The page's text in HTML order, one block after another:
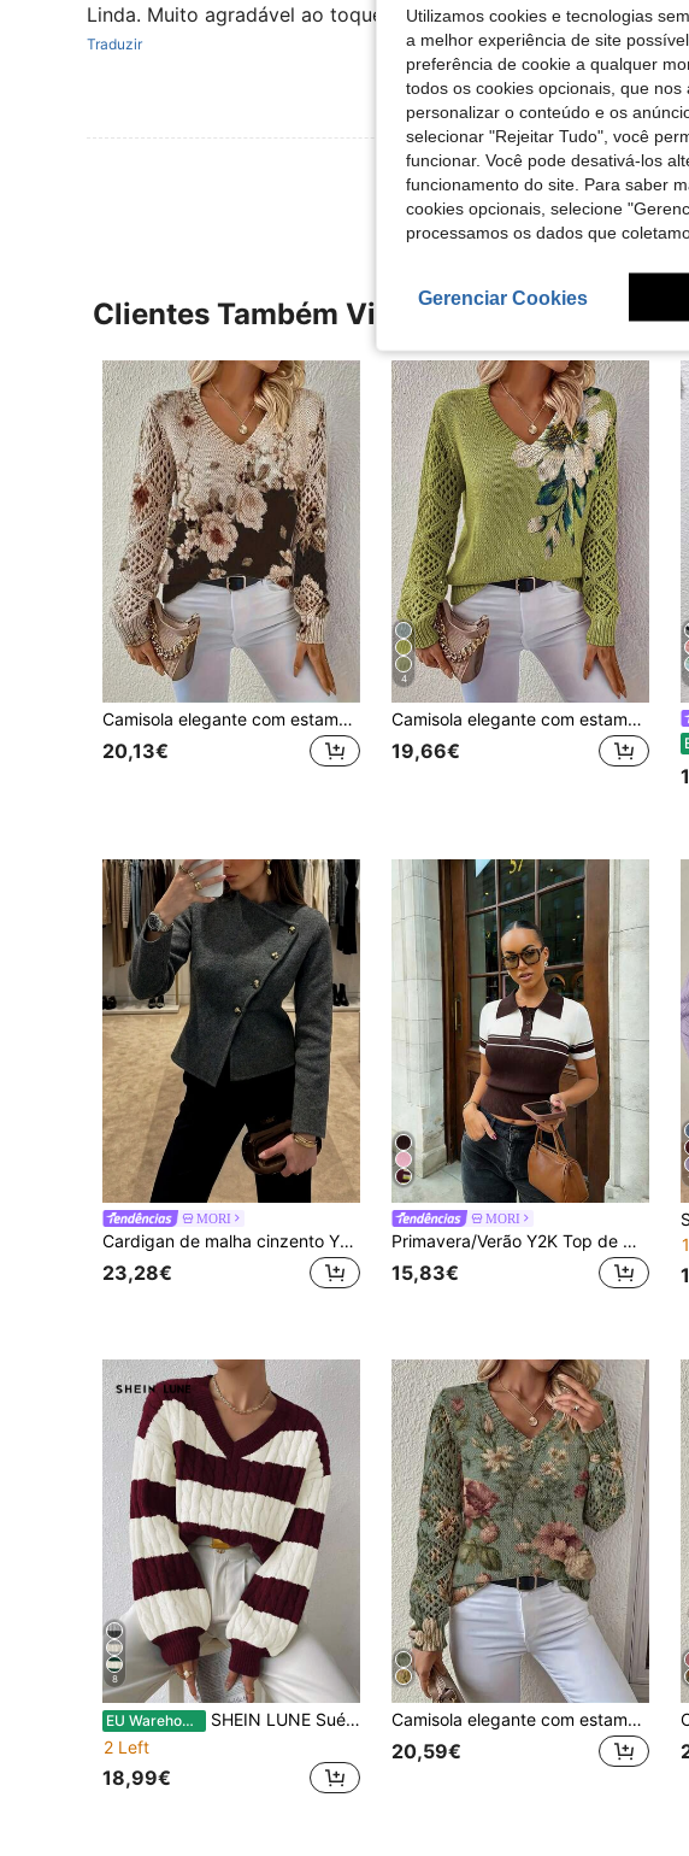
Linda. Muito agradável ao toque. Cores bonitas.
Traduzir
Ver Mais Avaliações
Clientes Também Visitaram
Camisola elegante com estampado floral, decote em V e manga comprida, versátil para primavera, verão, outono e inverno, estilo boémio, para viagens e férias, preta, outono
20,13€
4
Camisola elegante com estampado floral, decote em V e manga comprida, versátil para primavera, verão, outono e inverno, estilo boémio, para viagens e férias
19,66€
MORI
Cardigan de malha cinzento Y2K para mulher, casaco de malha com cintura afinadora, botões metálicos assimétricos, adequado para encontros e deslocações no outono/inverno
23,28€
MORI
Primavera/Verão Y2K Top de Malha com Gola Polo em Contraste Café e Branco, Manga Curta, Canelado, Retrô, Macio e Casual para Uso Diário & Festa
15,83€
8
EU Warehouse
SHEIN LUNE Suéter de tricô bicolor com ombros caídos, blusa de manga comprida, suéter de tricô para outono/inverno.
2 Left
18,99€
Camisola elegante com estampado floral, decote em V e manga comprida, versátil para primavera, verão, outono e inverno, estilo boémio, para viagens
20,59€
Utilizamos cookies e tecnologias
a melhor experiência de site
preferência de cookie a qualquer
todos os cookies opcionais, que
personalizar o conteúdo e os
selecionar "Rejeitar Tudo", você
funcionar. Você pode desativá-los
funcionamento do site. Para saber
cookies opcionais, selecione
processamos os dados que
Gerenciar Cookies